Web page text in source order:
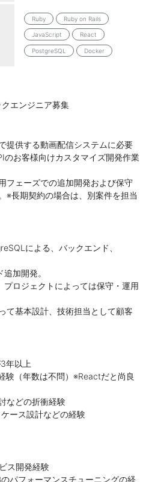
Ruby Ruby on Rails
JavaScript React
PostgreSQL Docker
エンジニア募集
提供する動画配信システムに必要
のお客様向けカスタマイズ開発作業
フェーズでの追加開発および保守
※長期契約の場合は、別案件を担当
による、バックエンド、
加開発。
プロジェクトによっては保守・運用
て基本設計、技術担当として顧客
年以上
験（年数は不問）※Reactだと尚良
などの折衝経験
ース設計などの経験
ス開発経験
パフォーマンスチューニングの経